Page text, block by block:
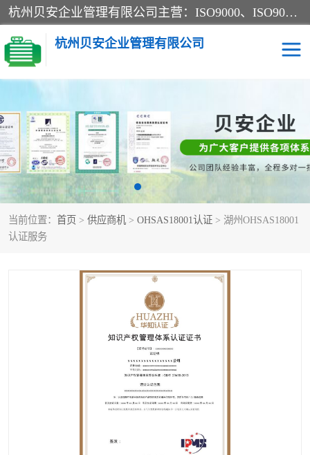
杭州贝安企业管理有限公司主营：ISO9000、ISO9000认证、ISO9001认证、ISO14000认证、ISO14001认证等系列企业认证服务。
杭州贝安企业管理有限公司
当前位置： 首页 > 供应商机 > OHSAS18001认证 > 湖州OHSAS18001
认证服务
CE认证 ISO13485认证
SA认证 CCC认证
OHSAS18001认证
45001认证